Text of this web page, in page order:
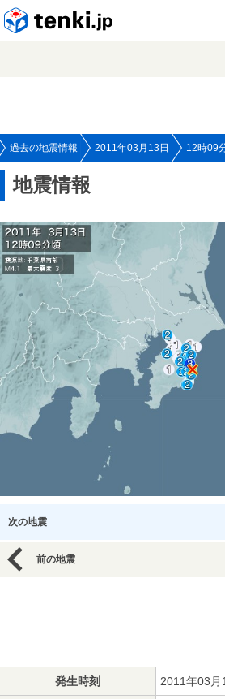
過去の地震情報 2011年03月13日 12時09
地震情報
次の地震
前の地震
発生時刻 2011年03